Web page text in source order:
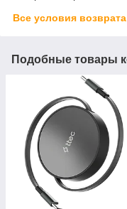
Все условия возврата
Подобные товары